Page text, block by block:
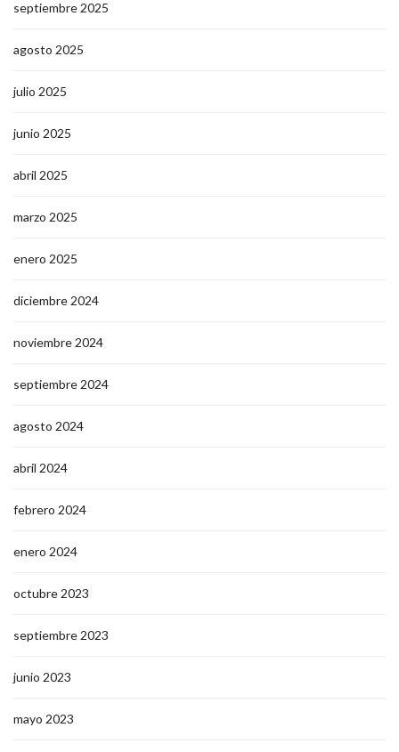
septiembre 2025
agosto 2025
julio 2025
junio 2025
abril 2025
marzo 2025
enero 2025
diciembre 2024
noviembre 2024
septiembre 2024
agosto 2024
abril 2024
febrero 2024
enero 2024
octubre 2023
septiembre 2023
junio 2023
mayo 2023